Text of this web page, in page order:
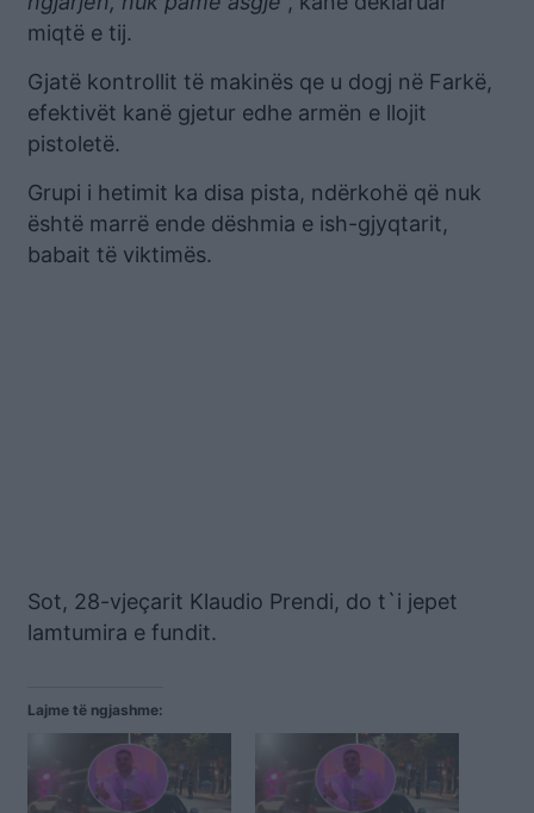
miqtë e tij.
Gjatë kontrollit të makinës qe u dogj në Farkë,
efektivët kanë gjetur edhe armën e llojit
pistoletë.
Grupi i hetimit ka disa pista, ndërkohë që nuk
është marrë ende dëshmia e ish-gjyqtarit,
babait të viktimës.
Sot, 28-vjeçarit Klaudio Prendi, do t`i jepet
lamtumira e fundit.
Lajme të ngjashme: